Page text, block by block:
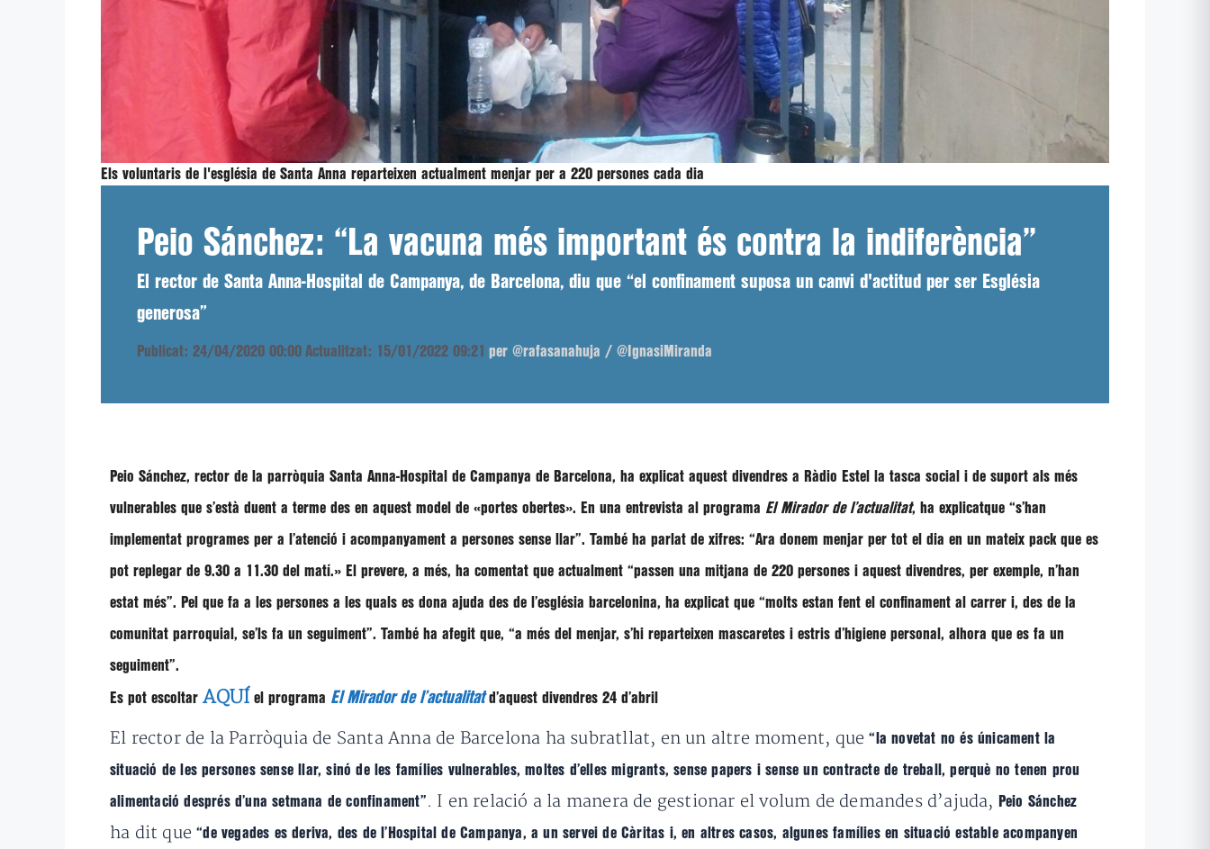
Els voluntaris de l'església de Santa Anna reparteixen actualment menjar per a 220 persones cada dia
Peio Sánchez: “La vacuna més important és contra la indiferència”
El rector de Santa Anna-Hospital de Campanya, de Barcelona, diu que “el confinament suposa un canvi d'actitud per ser Església
generosa”
Publicat: 24/04/2020 00:00 Actualitzat: 15/01/2022 09:21 per @rafasanahuja / @IgnasiMiranda
Peio Sánchez, rector de la parròquia Santa Anna-Hospital de Campanya de Barcelona, ha explicat aquest divendres a Ràdio Estel la tasca social i de suport als més
vulnerables que s’està duent a terme des en aquest model de «portes obertes». En una entrevista al programa El Mirador de l’actualitat, ha explicatque “s’han
implementat programes per a l’atenció i acompanyament a persones sense llar”. També ha parlat de xifres: “Ara donem menjar per tot el dia en un mateix pack que es
pot replegar de 9.30 a 11.30 del matí.» El prevere, a més, ha comentat que actualment “passen una mitjana de 220 persones i aquest divendres, per exemple, n’han
estat més”. Pel que fa a les persones a les quals es dona ajuda des de l’església barcelonina, ha explicat que “molts estan fent el confinament al carrer i, des de la
comunitat parroquial, se’ls fa un seguiment”. També ha afegit que, “a més del menjar, s’hi reparteixen mascaretes i estris d’higiene personal, alhora que es fa un
seguiment”.
Es pot escoltar AQUÍ el programa El Mirador de l’actualitatd’aquest divendres 24 d’abril
El rector de la Parròquia de Santa Anna de Barcelona ha subratllat, en un altre moment, que “la novetat no és únicament la
situació de les persones sense llar, sinó de les famílies vulnerables, moltes d’elles migrants, sense papers i sense un contracte de treball, perquè no tenen prou
alimentació després d’una setmana de confinament” . I en relació a la manera de gestionar el volum de demandes d’ajuda, Peio Sánchez
ha dit que “de vegades es deriva, des de l’Hospital de Campanya, a un servei de Càritas i, en altres casos, algunes famílies en situació estable acompanyen